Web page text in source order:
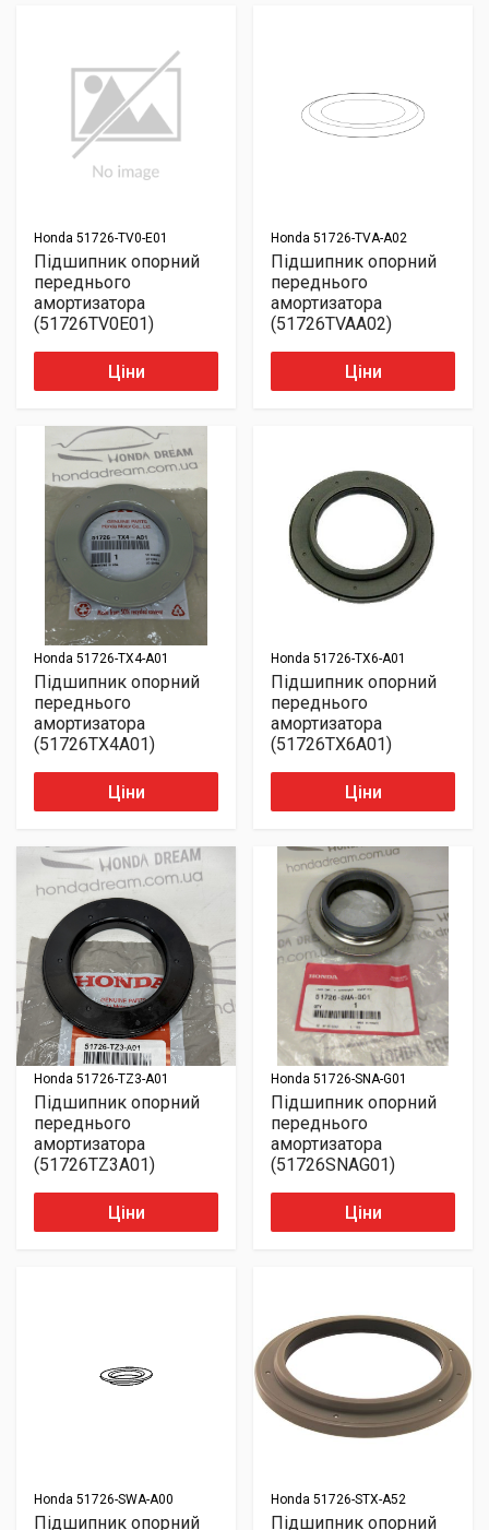
Honda 51726-TV0-E01
Підшипник опорний
переднього
амортизатора
(51726TV0E01)
Ціни
Honda 51726-TVA-A02
Підшипник опорний
переднього
амортизатора
(51726TVAA02)
Ціни
Honda 51726-TX4-A01
Підшипник опорний
переднього
амортизатора
(51726TX4A01)
Ціни
Honda 51726-TX6-A01
Підшипник опорний
переднього
амортизатора
(51726TX6A01)
Ціни
Honda 51726-TZ3-A01
Підшипник опорний
переднього
амортизатора
(51726TZ3A01)
Ціни
Honda 51726-SNA-G01
Підшипник опорний
переднього
амортизатора
(51726SNAG01)
Ціни
Honda 51726-SWA-A00
Підшипник опорний
Honda 51726-STX-A52
Підшипник опорний